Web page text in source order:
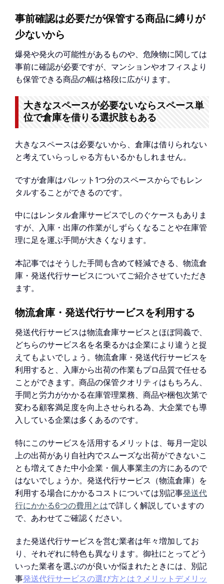
事前確認は必要だが保管する商品に縛りが
少ないから
爆発や発火の可能性があるものや、危険物に関しては
事前に確認が必要ですが、マンションやオフィスより
も保管できる商品の幅は格段に広がります。
大きなスペースが必要ないならスペース単
位で倉庫を借りる選択肢もある
大きなスペースは必要ないから、倉庫は借りられない
と考えていらっしゃる方もいるかもしれません。
ですが倉庫はパレット1つ分のスペースからでもレン
タルすることができるのです。
中にはレンタル倉庫サービスでしのぐケースもありま
すが、入庫・出庫の作業がしずらくなることや在庫管
理に足を運ぶ手間が大きくなります。
本記事ではそうした手間も含めて軽減できる、物流倉
庫・発送代行サービスについてご紹介させていただき
ます。
物流倉庫・発送代行サービスを利用する
発送代行サービスは物流倉庫サービスとほぼ同義で、
どちらのサービス名を名乗るかは企業により違うと捉
えてもよいでしょう。物流倉庫・発送代行サービスを
利用すると、入庫から出荷の作業もプロ品質で任せる
ことができます。商品の保管クオリティはもちろん、
手間と労力がかかる在庫管理業務、商品や梱包次第で
変わる顧客満足度を向上させられる為、大企業でも導
入している企業は多くあるのです。
特にこのサービスを活用するメリットは、毎月一定以
上の出荷があり自社内でスムーズな出荷ができないこ
とも増えてきた中小企業・個人事業主の方にあるので
はないでしょうか。発送代行サービス（物流倉庫）を
利用する場合にかかるコストについては別記事発送代
行にかかる6つの費用とはで詳しく解説していますの
で、あわせてご確認ください。
また発送代行サービスを営む業者は年々増加してお
り、それぞれに特色も異なります。御社にとってどう
いった業者を選ぶのが良いか悩まれたときには、別記
事発送代行サービスの選び方とは？メリットデメリッ